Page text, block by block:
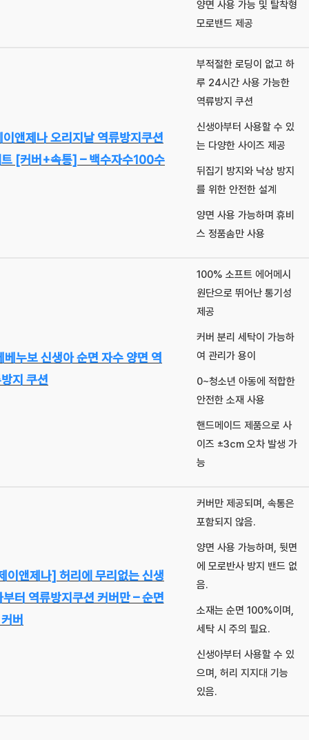
양면 사용 가능 및 탈착형
모로밴드 제공
이앤제나 오리지날 역류방지쿠션
[커버+속통] – 백수자수100수
부적절한 로딩이 없고 하
루 24시간 사용 가능한
역류방지 쿠션
신생아부터 사용할 수 있
는 다양한 사이즈 제공
뒤집기 방지와 낙상 방지
를 위한 안전한 설계
양면 사용 가능하며 휴비
스 정품솜만 사용
베누보 신생아 순면 자수 양면 역
지 쿠션
100% 소프트 에어메시
원단으로 뛰어난 통기성
제공
커버 분리 세탁이 가능하
여 관리가 용이
0~청소년 아동에 적합한
안전한 소재 사용
핸드메이드 제품으로 사
이즈 ±3cm 오차 발생 가
능
이앤제나] 허리에 무리없는 신생
부터 역류방지쿠션 커버만 – 순면
버
커버만 제공되며, 속통은
포함되지 않음.
양면 사용 가능하며, 뒷면
에 모로반사 방지 밴드 없
음.
소재는 순면 100%이며,
세탁 시 주의 필요.
신생아부터 사용할 수 있
으며, 허리 지지대 기능
있음.